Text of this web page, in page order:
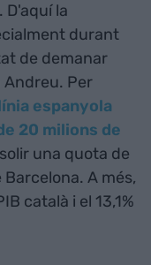
. D'aquí la
durant
de demanar
Andreu. Per
espanyola
20 milions de
una quota de
A més,
català i el 13,1%